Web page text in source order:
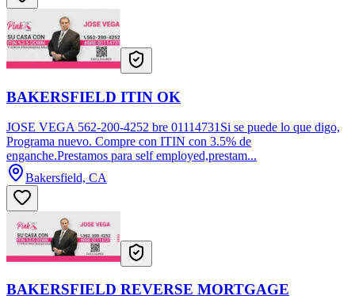
BAKERSFIELD ITIN OK
JOSE VEGA 562-200-4252 bre 01114731Si se puede lo que digo,
Programa nuevo. Compre con ITIN con 3.5% de
enganche.Prestamos para self employed,prestam...
Bakersfield, CA
BAKERSFIELD REVERSE MORTGAGE